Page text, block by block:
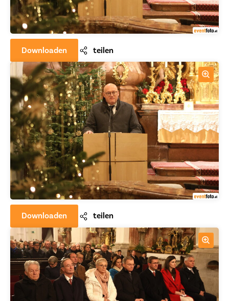
Downloaden teilen
Downloaden teilen